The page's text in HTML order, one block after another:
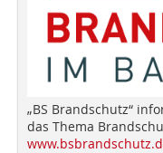
„BS Brandschutz“
das Thema